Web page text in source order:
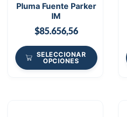
Pluma Fuente Parker
IM
$85.656,56
SELECCIONAR
OPCIONES